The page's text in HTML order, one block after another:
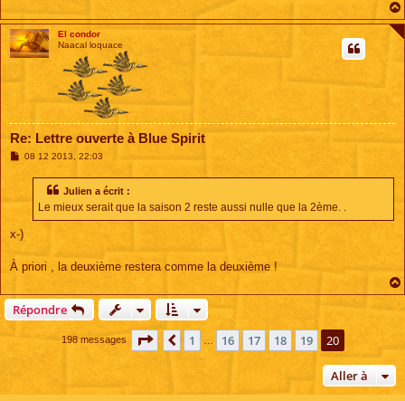
El condor
Naacal loquace
Re: Lettre ouverte à Blue Spirit
M08 12 2013, 22:03
Julien a écrit :
Le mieux serait que la saison 2 reste aussi nulle que la 2ème. .
x-)
À priori , la deuxième restera comme la deuxième !
Répondre
198 messages Page 20 sur 20
Précédente
1 16 17 18 19 20
Aller à